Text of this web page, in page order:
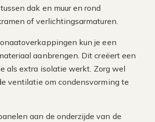
dak en muur en rond
of verlichtingsarmaturen.
kun je een
aanbrengen. Dit creëert een
als extra isolatie werkt. Zorg wel
ventilatie om condensvorming te
aan de onderzijde van de